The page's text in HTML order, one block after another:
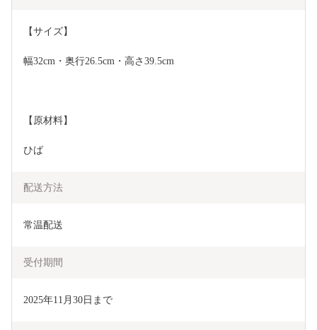
【サイズ】
幅32cm・奥行26.5cm・高さ39.5cm
【原材料】
ひば
配送方法
常温配送
受付期間
2025年11月30日まで